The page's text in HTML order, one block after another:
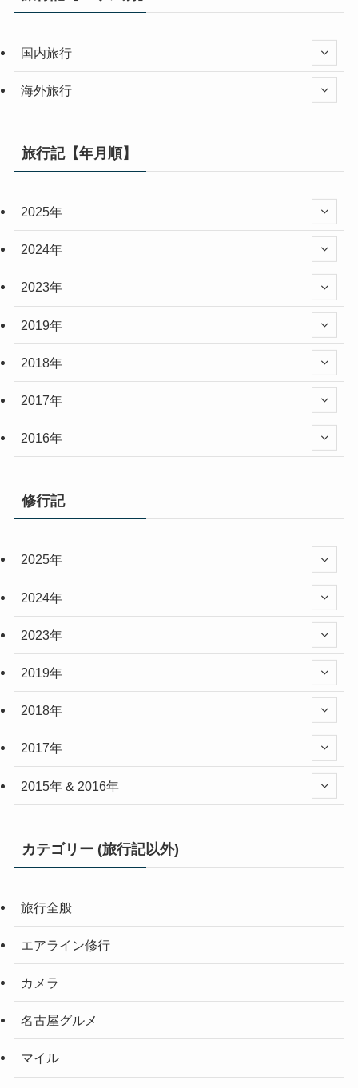
国内旅行
海外旅行
旅行記【年月順】
2025年
2024年
2023年
2019年
2018年
2017年
2016年
修行記
2025年
2024年
2023年
2019年
2018年
2017年
2015年 & 2016年
カテゴリー (旅行記以外)
旅行全般
エアライン修行
カメラ
名古屋グルメ
マイル